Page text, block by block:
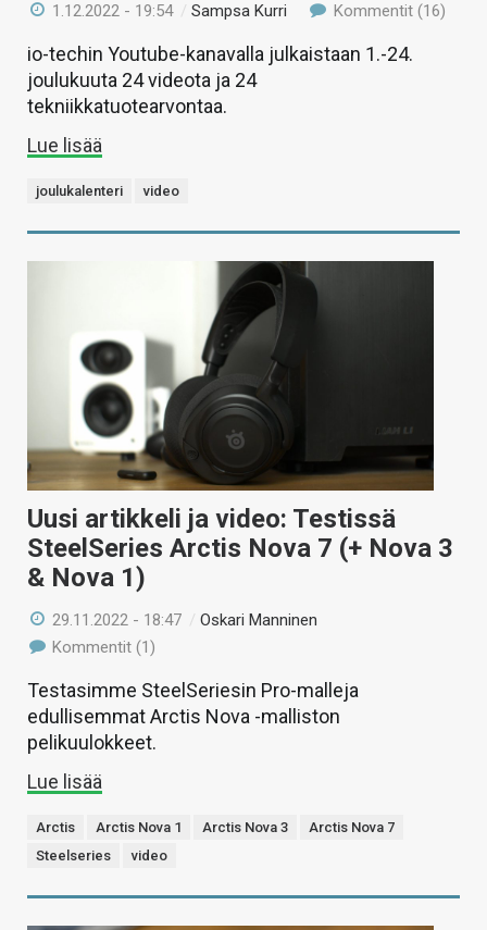
1.12.2022 - 19:54 /Sampsa Kurri Kommentit (16)
io-techin Youtube-kanavalla julkaistaan 1.-24.
joulukuuta 24 videota ja 24
tekniikkatuotearvontaa.
Lue lisää
joulukalenteri video
Uusi artikkeli ja video: Testissä
SteelSeries Arctis Nova 7 (+ Nova 3
& Nova 1)
29.11.2022 - 18:47 /Oskari Manninen
Kommentit (1)
Testasimme SteelSeriesin Pro-malleja
edullisemmat Arctis Nova -malliston
pelikuulokkeet.
Lue lisää
Arctis Arctis Nova 1 Arctis Nova 3
Arctis Nova 7
Steelseries
video